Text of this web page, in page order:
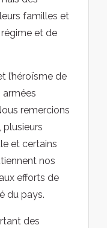
familles et
et de
l’héroïsme de
remercions
plusieurs
et certains
nos
efforts de
du pays.
des